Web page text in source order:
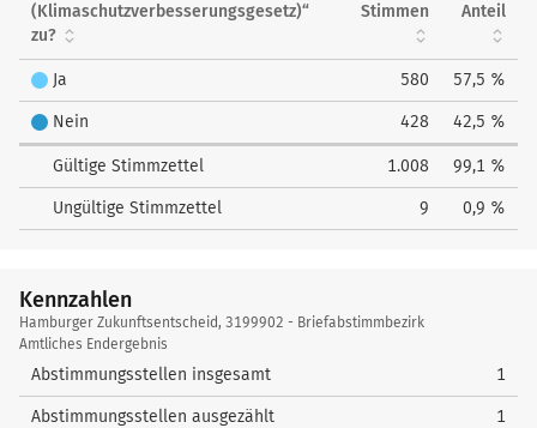
(Klimaschutzverbesserungsgesetz)“
zu?
Stimmen Anteil
Ja 580 57,5 %
Nein 428 42,5 %
Gültige Stimmzettel 1.008 99,1 %
Ungültige Stimmzettel 9 0,9 %
Kennzahlen
Kennzahlen
Hamburger Zukunftsentscheid, 3199902 - Briefabstimmbezirk
Amtliches Endergebnis
Abstimmungsstellen insgesamt 1
Abstimmungsstellen ausgezählt 1